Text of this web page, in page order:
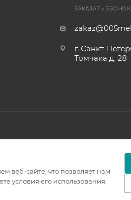
ЗАКАЗАТЬ ЗВОНОК
г. Санкт-
Томчака д. 28
веб-сайте, что позволяет нам
условия его использования.